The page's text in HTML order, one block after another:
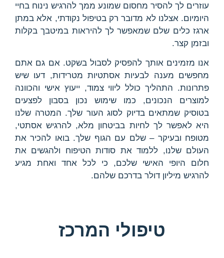
עוזרים לך להסיר מחסום שמונע ממך להרגיש נינוח בחיי
היומיום. אצלנו לא מדובר רק בטיפול נקודתי, אלא במתן
ארגז כלים שלם שמאפשר לך להיראות במיטבך בקלות
ובזמן קצר.
אנו מזמינים אותך להפסיק לסבול בשקט. אם גם אתם
מחפשים מענה לבעיות אסתטיות מטרידות, דעו שיש
פתרונות. התהליך כולל ליווי צמוד, ייעוץ אישי והכוונה
למוצרים הנכונים, כמו שימוש נכון בסבון לפצעים
בטוסיק שמתאים בדיוק לסוג העור שלך. המטרה שלנו
היא לאפשר לך לחיות בביטחון מלא, להרגיש אסתטי,
מטופח ובעיקר – שלם עם הגוף שלך. בואו להכיר את
העולם שלנו, ללמוד את סודות הטיפוח ולהגשים את
חלום היופי האישי שלכם, כי לכל אחד ואחת מגיע
להרגיש מיליון דולר בדרכם שלהם.
טיפולי המרכז